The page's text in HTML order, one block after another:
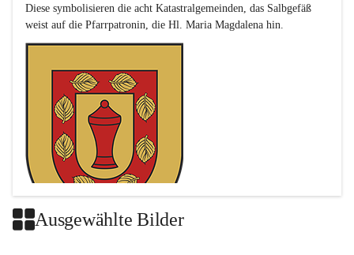
Diese symbolisieren die acht Katastralgemeinden, das Salbgefäß
Ausgewählte Bilder